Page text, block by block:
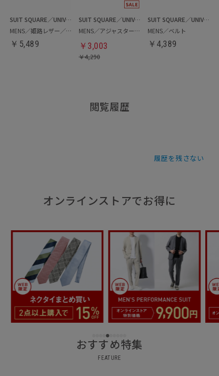
SUIT SQUARE／UNIVERSAL LANGUAGE
MENS／姫路レザー／ベルト
￥ 5,489
SUIT SQUARE／UNIVERSAL LANGUAGE
MENS／アジャスターベルト
￥ 3,003
￥4,290
SUIT SQUARE／UNIVERSAL LANGUAGE
MENS／ベルト
￥ 4,389
閲覧履歴
履歴を残さない
オンラインストアでお得に
おすすめ特集
FEATURE